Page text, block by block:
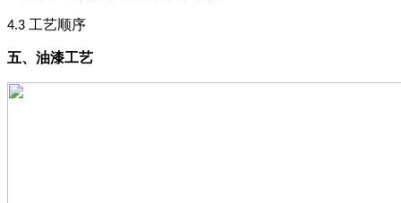
4.3 工艺顺序
五、 油漆工艺